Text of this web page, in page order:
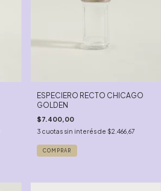
ESPECIERO RECTO CHICAGO
GOLDEN
$7.400,00
3 cuotas sin interés de $2.466,67